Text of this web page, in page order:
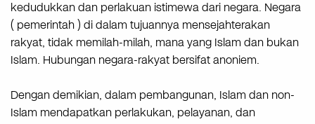
kedudukkan dan perlakuan istimewa dari negara. Negara
( pemerintah ) di dalam tujuannya mensejahterakan
rakyat, tidak memilah-milah, mana yang Islam dan bukan
Islam. Hubungan negara-rakyat bersifat anoniem.
Dengan demikian, dalam pembangunan, Islam dan non-
Islam mendapatkan perlakukan, pelayanan, dan